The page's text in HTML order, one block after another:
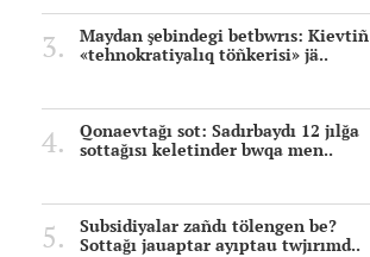
Maydan şebindegi betbwrıs: Kievtiñ
«tehnokratiyalıq töñkerisi» jä..
Qonaevtağı sot: Sadırbaydı 12 jılğa
sottağısı keletinder bwqa men..
Subsidiyalar zañdı tölengen be?
Sottağı jauaptar ayıptau twjırımd..